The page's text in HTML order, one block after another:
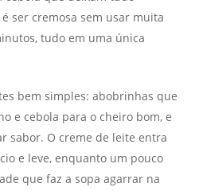
ser cremosa sem usar muita
tudo em uma única
bem simples: abobrinhas que
e cebola para o cheiro bom, e
sabor. O creme de leite entra
e leve, enquanto um pouco
que faz a sopa agarrar na